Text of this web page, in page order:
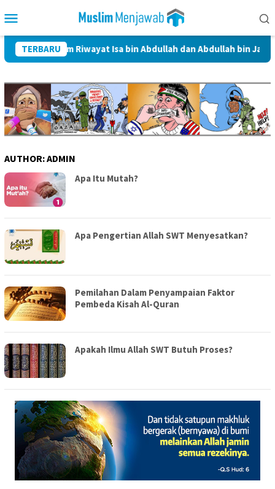
to
Menu
TERBARU
dalam Riwayat Isa bin Abdullah dan Abdullah bin Jafar Al-
AUTHOR:ADMIN
Apa Itu Mutah?
Apa Pengertian Allah SWT Menyesatkan?
Pemilahan Dalam Penyampaian Faktor
Pembeda Kisah Al-Quran
Apakah Ilmu Allah SWT Butuh Proses?